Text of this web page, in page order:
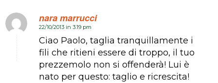
nara marrucci
dice:
22/10/2013 in 3:19 pm
Ciao Paolo, taglia tranquillamente i
fili che ritieni essere di troppo, il tuo
prezzemolo non si offenderà! Lui è
nato per questo: taglio e ricrescita!